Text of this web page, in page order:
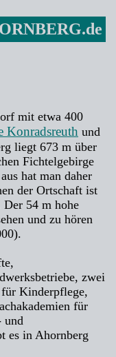
mit etwa 400
Konradsreuth und
liegt 673 m über
Fichtelgebirge
hat man daher
der Ortschaft ist
54 m hohe
und zu hören
zwei
Kinderpflege,
für
und
es in Ahornberg